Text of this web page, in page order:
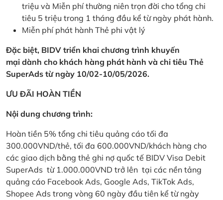
triệu và Miễn phí thường niên trọn đời cho tổng chi
tiêu 5 triệu trong 1 tháng đầu kể từ ngày phát hành.
Miễn phí phát hành Thẻ phi vật lý
Đặc biệt, BIDV triển khai chương trình khuyến
mại dành cho khách hàng phát hành và chi tiêu Thẻ
SuperAds từ ngày 10/02-10/05/2026.
ƯU ĐÃI HOÀN TIỀN
Nội dung chương trình:
Hoàn tiền 5% tổng chi tiêu quảng cáo tối đa
300.000VND/thẻ, tối đa 600.000VND/khách hàng cho
các giao dịch bằng thẻ ghi nợ quốc tế BIDV Visa Debit
SuperAds từ 1.000.000VND trở lên tại các nền tảng
quảng cáo Facebook Ads, Google Ads, TikTok Ads,
Shopee Ads trong vòng 60 ngày đầu tiên kể từ ngày